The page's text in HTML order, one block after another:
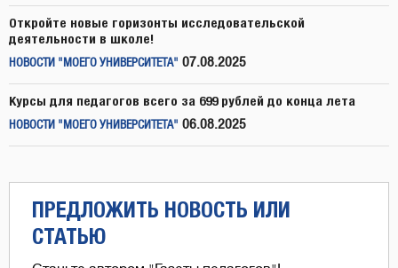
Откройте новые горизонты исследовательской
деятельности в школе!
НОВОСТИ "МОЕГО УНИВЕРСИТЕТА" 07.08.2025
Курсы для педагогов всего за 699 рублей до конца лета
НОВОСТИ "МОЕГО УНИВЕРСИТЕТА" 06.08.2025
ПРЕДЛОЖИТЬ НОВОСТЬ ИЛИ
СТАТЬЮ